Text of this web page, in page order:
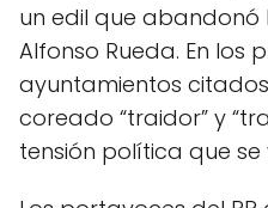
un edil que
Alfonso Rueda. En los
ayuntamientos
coreado “traidor” y
tensión política que se